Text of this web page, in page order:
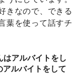
きなので、できる
葉を使って話すチ
はアルバイトをし
ルバイトをして